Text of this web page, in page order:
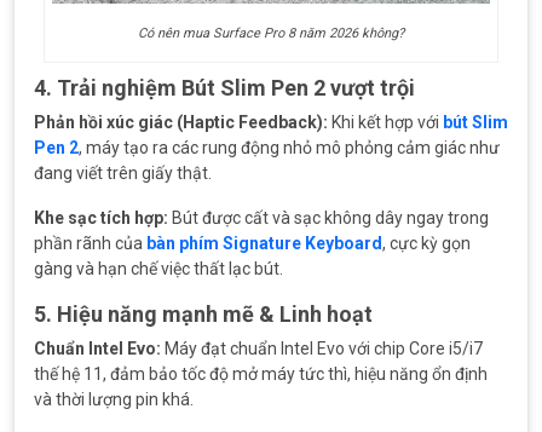
Có nên mua Surface Pro 8 năm 2026 không?
4. Trải nghiệm Bút Slim Pen 2 vượt trội
Phản hồi xúc giác (Haptic Feedback): Khi kết hợp với bút Slim
Pen 2, máy tạo ra các rung động nhỏ mô phỏng cảm giác như
đang viết trên giấy thật.
Khe sạc tích hợp: Bút được cất và sạc không dây ngay trong
phần rãnh của bàn phím Signature Keyboard, cực kỳ gọn
gàng và hạn chế việc thất lạc bút.
5. Hiệu năng mạnh mẽ & Linh hoạt
Chuẩn Intel Evo: Máy đạt chuẩn Intel Evo với chip Core i5/i7
thế hệ 11, đảm bảo tốc độ mở máy tức thì, hiệu năng ổn định
và thời lượng pin khá.